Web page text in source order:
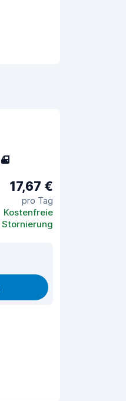
4
17,67 €
pro Tag
Kostenfreie
Stornierung